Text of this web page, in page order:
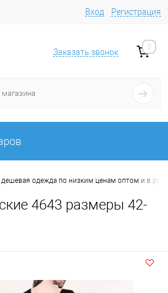
Вход Регистрация
Заказать звонок
0
дешевая одежда по низким ценам оптом и в
4643 размеры 42-